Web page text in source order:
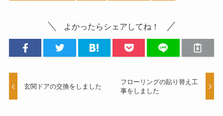
よかったらシェアしてね！
玄関ドアの交換をしました
フローリングの貼り替え工
事をしました